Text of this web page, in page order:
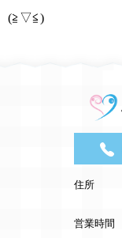
(≧▽≦)
住所
営業時間